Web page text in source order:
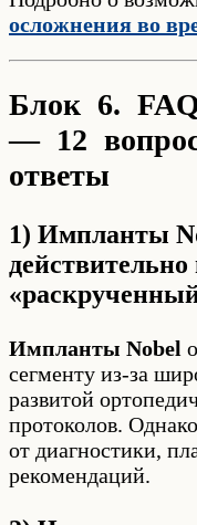
осложнения во
Блок 6.
— 12
ответы
1) Импланты
Импланты Nobel
сегменту из-за
развитой
протоколов.
от диагностики,
рекомендаций.